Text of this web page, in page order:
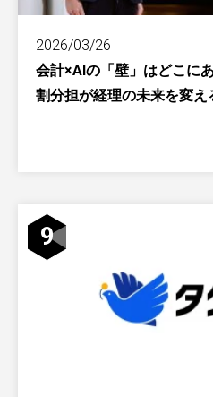
2026/03/26
会計×AIの「壁」はどこに
割分担が経理の未来を変え
9